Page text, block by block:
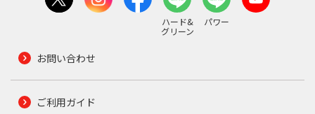
ハード&
グリーン
パワー
お問い合わせ
ご利用ガイド